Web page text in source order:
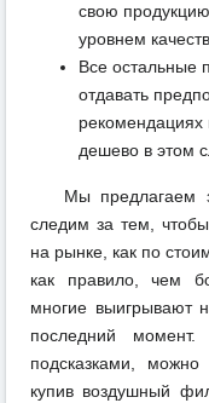
свою
уровнем
Все остальные
отдавать
дешево в этом
Мы предлагаем
следим за тем,
на рынке, как по
как правило, чем
многие выигрывают
последний момент.
подсказками, можно
купив воздушный